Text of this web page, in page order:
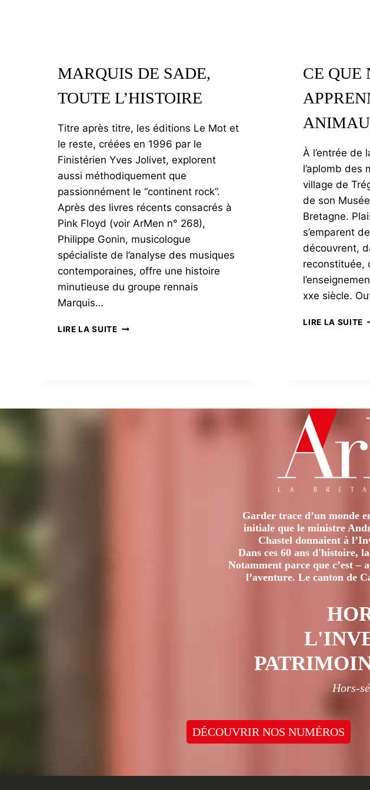
MARQUIS DE SADE,
TOUTE L’HISTOIRE
Titre après titre, les éditions Le Mot et
le reste, créées en 1996 par le
Finistérien Yves Jolivet, explorent
aussi méthodiquement que
passionnément le “continent rock”.
Après des livres récents consacrés à
Pink Floyd (voir ArMen n° 268),
Philippe Gonin, musicologue
spécialiste de l’analyse des musiques
contemporaines, offre une histoire
minutieuse du groupe rennais
Marquis…
LIRE LA SUITEMARQUIS
CE QUE
À l’entrée de
l’aplomb des
village de
de son
Bretagne.
s’emparent
découvrent,
reconstituée,
xxe siècle.
LIRE LA SUITE
Garder trace d’un monde
initiale que le ministre
Chastel donnaient à
Dans ces 60 ans d'histoire,
Notamment parce que c’est –
l’aventure. Le canton de
Hors-
DÉCOUVRIR NOS NUMÉROS